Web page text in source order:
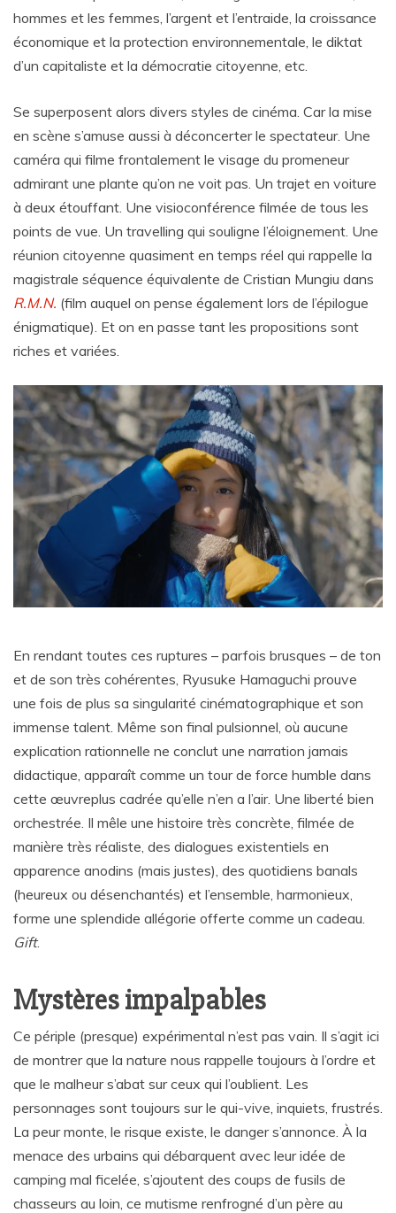
hommes et les femmes, l’argent et l’entraide, la croissance
économique et la protection environnementale, le diktat
d’un capitaliste et la démocratie citoyenne, etc.
Se superposent alors divers styles de cinéma. Car la mise
en scène s’amuse aussi à déconcerter le spectateur. Une
caméra qui filme frontalement le visage du promeneur
admirant une plante qu’on ne voit pas. Un trajet en voiture
à deux étouffant. Une visioconférence filmée de tous les
points de vue. Un travelling qui souligne l’éloignement. Une
réunion citoyenne quasiment en temps réel qui rappelle la
magistrale séquence équivalente de Cristian Mungiu dans
R.M.N. (film auquel on pense également lors de l’épilogue
énigmatique). Et on en passe tant les propositions sont
riches et variées.
En rendant toutes ces ruptures – parfois brusques – de ton
et de son très cohérentes, Ryusuke Hamaguchi prouve
une fois de plus sa singularité cinématographique et son
immense talent. Même son final pulsionnel, où aucune
explication rationnelle ne conclut une narration jamais
didactique, apparaît comme un tour de force humble dans
cette œuvreplus cadrée qu’elle n’en a l’air. Une liberté bien
orchestrée. Il mêle une histoire très concrète, filmée de
manière très réaliste, des dialogues existentiels en
apparence anodins (mais justes), des quotidiens banals
(heureux ou désenchantés) et l’ensemble, harmonieux,
forme une splendide allégorie offerte comme un cadeau.
Gift.
Mystères impalpables
Ce périple (presque) expérimental n’est pas vain. Il s’agit ici
de montrer que la nature nous rappelle toujours à l’ordre et
que le malheur s’abat sur ceux qui l’oublient. Les
personnages sont toujours sur le qui-vive, inquiets, frustrés.
La peur monte, le risque existe, le danger s’annonce. À la
menace des urbains qui débarquent avec leur idée de
camping mal ficelée, s’ajoutent des coups de fusils de
chasseurs au loin, ce mutisme renfrogné d’un père au